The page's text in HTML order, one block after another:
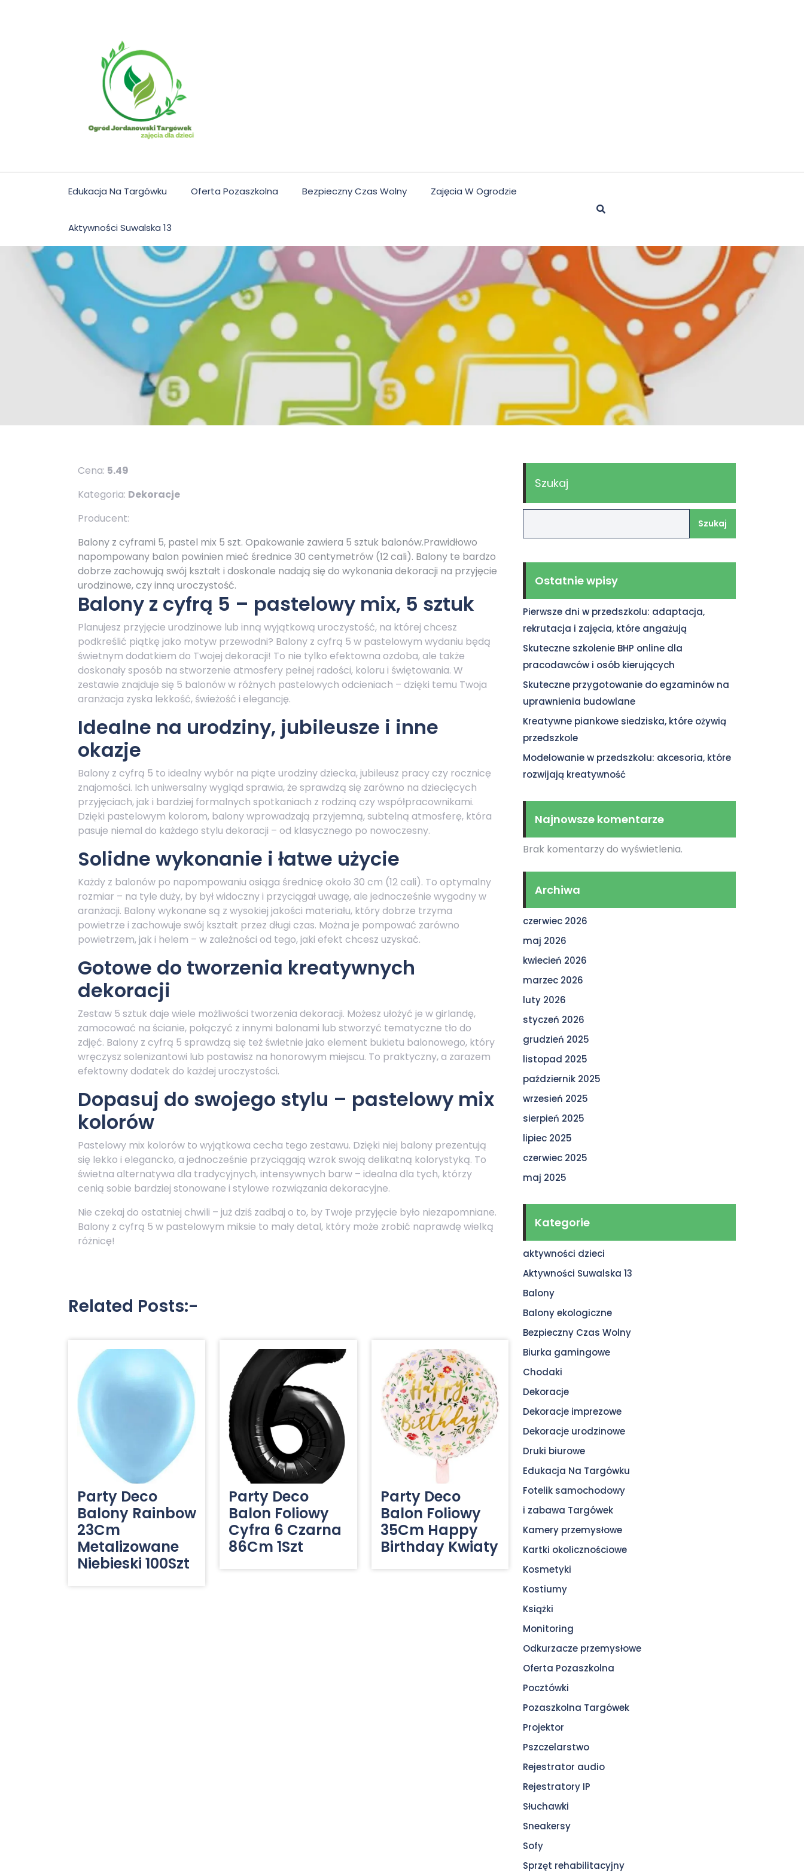
Edukacja Na Targówku Oferta Pozaszkolna Bezpieczny Czas Wolny Zajęcia W Ogrodzie
Aktywności Suwalska 13
Cena: 5.49
Kategoria: Dekoracje
Producent:
Balony z cyframi 5, pastel mix 5 szt. Opakowanie zawiera 5 sztuk balonów.Prawidłowo
napompowany balon powinien mieć średnice 30 centymetrów (12 cali). Balony te bardzo
dobrze zachowują swój kształt i doskonale nadają się do wykonania dekoracji na przyjęcie
urodzinowe, czy inną uroczystość.
Balony z cyfrą 5 – pastelowy mix, 5 sztuk
Planujesz przyjęcie urodzinowe lub inną wyjątkową uroczystość, na której chcesz
podkreślić piątkę jako motyw przewodni? Balony z cyfrą 5 w pastelowym wydaniu będą
świetnym dodatkiem do Twojej dekoracji! To nie tylko efektowna ozdoba, ale także
doskonały sposób na stworzenie atmosfery pełnej radości, koloru i świętowania. W
zestawie znajduje się 5 balonów w różnych pastelowych odcieniach – dzięki temu Twoja
aranżacja zyska lekkość, świeżość i elegancję.
Idealne na urodziny, jubileusze i inne
okazje
Balony z cyfrą 5 to idealny wybór na piąte urodziny dziecka, jubileusz pracy czy rocznicę
znajomości. Ich uniwersalny wygląd sprawia, że sprawdzą się zarówno na dziecięcych
przyjęciach, jak i bardziej formalnych spotkaniach z rodziną czy współpracownikami.
Dzięki pastelowym kolorom, balony wprowadzają przyjemną, subtelną atmosferę, która
pasuje niemal do każdego stylu dekoracji – od klasycznego po nowoczesny.
Solidne wykonanie i łatwe użycie
Każdy z balonów po napompowaniu osiąga średnicę około 30 cm (12 cali). To optymalny
rozmiar – na tyle duży, by był widoczny i przyciągał uwagę, ale jednocześnie wygodny w
aranżacji. Balony wykonane są z wysokiej jakości materiału, który dobrze trzyma
powietrze i zachowuje swój kształt przez długi czas. Można je pompować zarówno
powietrzem, jak i helem – w zależności od tego, jaki efekt chcesz uzyskać.
Gotowe do tworzenia kreatywnych
dekoracji
Zestaw 5 sztuk daje wiele możliwości tworzenia dekoracji. Możesz ułożyć je w girlandę,
zamocować na ścianie, połączyć z innymi balonami lub stworzyć tematyczne tło do
zdjęć. Balony z cyfrą 5 sprawdzą się też świetnie jako element bukietu balonowego, który
wręczysz solenizantowi lub postawisz na honorowym miejscu. To praktyczny, a zarazem
efektowny dodatek do każdej uroczystości.
Dopasuj do swojego stylu – pastelowy mix
kolorów
Pastelowy mix kolorów to wyjątkowa cecha tego zestawu. Dzięki niej balony prezentują
się lekko i elegancko, a jednocześnie przyciągają wzrok swoją delikatną kolorystyką. To
świetna alternatywa dla tradycyjnych, intensywnych barw – idealna dla tych, którzy
cenią sobie bardziej stonowane i stylowe rozwiązania dekoracyjne.
Nie czekaj do ostatniej chwili – już dziś zadbaj o to, by Twoje przyjęcie było niezapomniane.
Balony z cyfrą 5 w pastelowym miksie to mały detal, który może zrobić naprawdę wielką
różnicę!
Related Posts:-
Party Deco
Balony Rainbow
23Cm
Metalizowane
Niebieski 100Szt
Party Deco
Balon Foliowy
Cyfra 6 Czarna
86Cm 1Szt
Party Deco
Balon Foliowy
35Cm Happy
Birthday Kwiaty
Szukaj
Szukaj
Ostatnie wpisy
Pierwsze dni w przedszkolu: adaptacja,
rekrutacja i zajęcia, które angażują
Skuteczne szkolenie BHP online dla
pracodawców i osób kierujących
Skuteczne przygotowanie do egzaminów na
uprawnienia budowlane
Kreatywne piankowe siedziska, które ożywią
przedszkole
Modelowanie w przedszkolu: akcesoria, które
rozwijają kreatywność
Najnowsze komentarze
Brak komentarzy do wyświetlenia.
Archiwa
czerwiec 2026
maj 2026
kwiecień 2026
marzec 2026
luty 2026
styczeń 2026
grudzień 2025
listopad 2025
październik 2025
wrzesień 2025
sierpień 2025
lipiec 2025
czerwiec 2025
maj 2025
Kategorie
aktywności dzieci
Aktywności Suwalska 13
Balony
Balony ekologiczne
Bezpieczny Czas Wolny
Biurka gamingowe
Chodaki
Dekoracje
Dekoracje imprezowe
Dekoracje urodzinowe
Druki biurowe
Edukacja Na Targówku
Fotelik samochodowy
i zabawa Targówek
Kamery przemysłowe
Kartki okolicznościowe
Kosmetyki
Kostiumy
Książki
Monitoring
Odkurzacze przemysłowe
Oferta Pozaszkolna
Pocztówki
Pozaszkolna Targówek
Projektor
Pszczelarstwo
Rejestrator audio
Rejestratory IP
Słuchawki
Sneakersy
Sofy
Sprzęt rehabilitacyjny